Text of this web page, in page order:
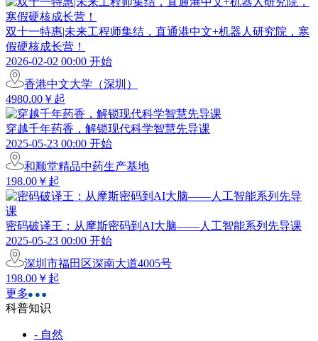
双十一特惠|未来工程师集结，直通港中文+机器人研究院，寒
假硬核成长营！
2026-02-02 00:00 开始
香港中文大学（深圳）
4980.00￥起
穿越千年药香，解锁现代科学智慧先导课
2025-05-23 00:00 开始
和顺堂精品中药生产基地
198.00￥起
密码破译王：从摩斯密码到AI大脑——人工智能系列先导课
2025-05-23 00:00 开始
深圳市福田区深南大道4005号
198.00￥起
更多
科普知识
- 自然